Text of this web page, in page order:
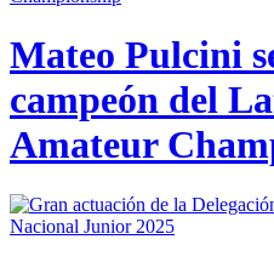
Mateo Pulcini
campeón del
Amateur